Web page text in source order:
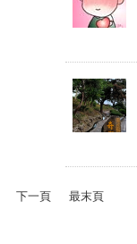
下一頁 最末頁